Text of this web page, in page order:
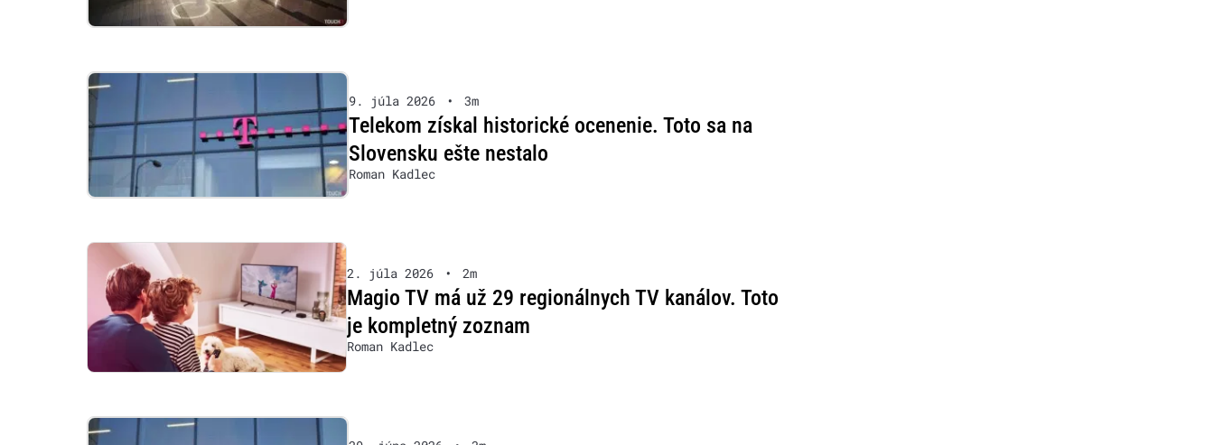
9. júla 2026 • 3m
Telekom získal historické ocenenie. Toto sa na
Slovensku ešte nestalo
Roman Kadlec
2. júla 2026 • 2m
Magio TV má už 29 regionálnych TV kanálov. Toto
je kompletný zoznam
Roman Kadlec